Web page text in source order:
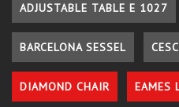
ADJUSTABLE TABLE E 1027
BARCELONA SESSEL
DIAMOND CHAIR EAMES